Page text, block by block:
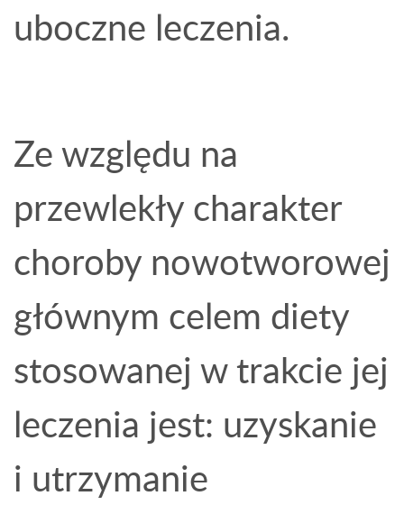
uboczne leczenia.
Ze względu na
przewlekły charakter
choroby nowotworowej
głównym celem diety
stosowanej w trakcie jej
leczenia jest: uzyskanie
i utrzymanie